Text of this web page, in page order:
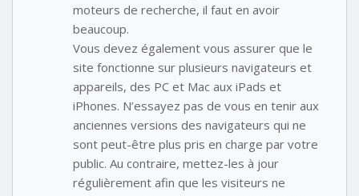
moteurs de recherche, il faut en avoir
beaucoup.
Vous devez également vous assurer que le
site fonctionne sur plusieurs navigateurs et
appareils, des PC et Mac aux iPads et
iPhones. N’essayez pas de vous en tenir aux
anciennes versions des navigateurs qui ne
sont peut-être plus pris en charge par votre
public. Au contraire, mettez-les à jour
régulièrement afin que les visiteurs ne